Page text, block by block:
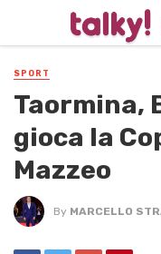
SPORT
Taormina,
gioca la
Mazzeo
By MARCELLO